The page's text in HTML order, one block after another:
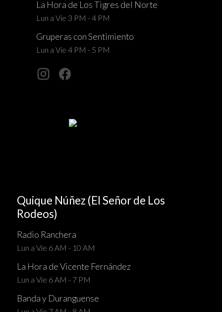
La Hora de Los Tigres del Norte
Lun a Vie 3 PM - 4 PM
Gruperas con Sentimiento
Lun a Vie 4 PM - 5 PM
Quique Núñez (El Señor de Los
Rodeos)
Radio Ranchera
Lun a Vie 6 AM - 10 AM
La Hora de Vicente Fernández
Lun a Vie 6 AM - 7 PM
Banda y Duranguense